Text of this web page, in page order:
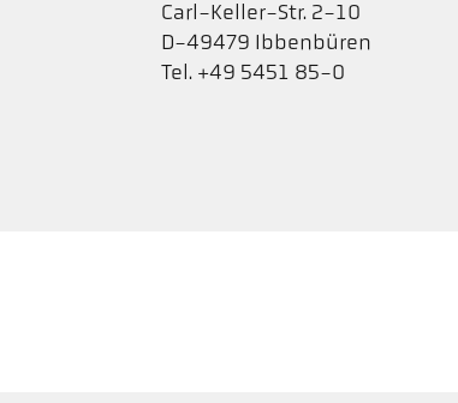
Carl-Keller-Str. 2-10
D-49479 Ibbenbüren
Tel. +49 5451 85-0